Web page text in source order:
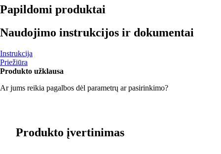
Papildomi produktai
Naudojimo instrukcijos ir dokumentai
Instrukcija
Priežiūra
Produkto užklausa
Ar jums reikia pagalbos dėl parametrų ar pasirinkimo?
Produkto įvertinimas